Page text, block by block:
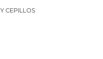
CEPILLOS